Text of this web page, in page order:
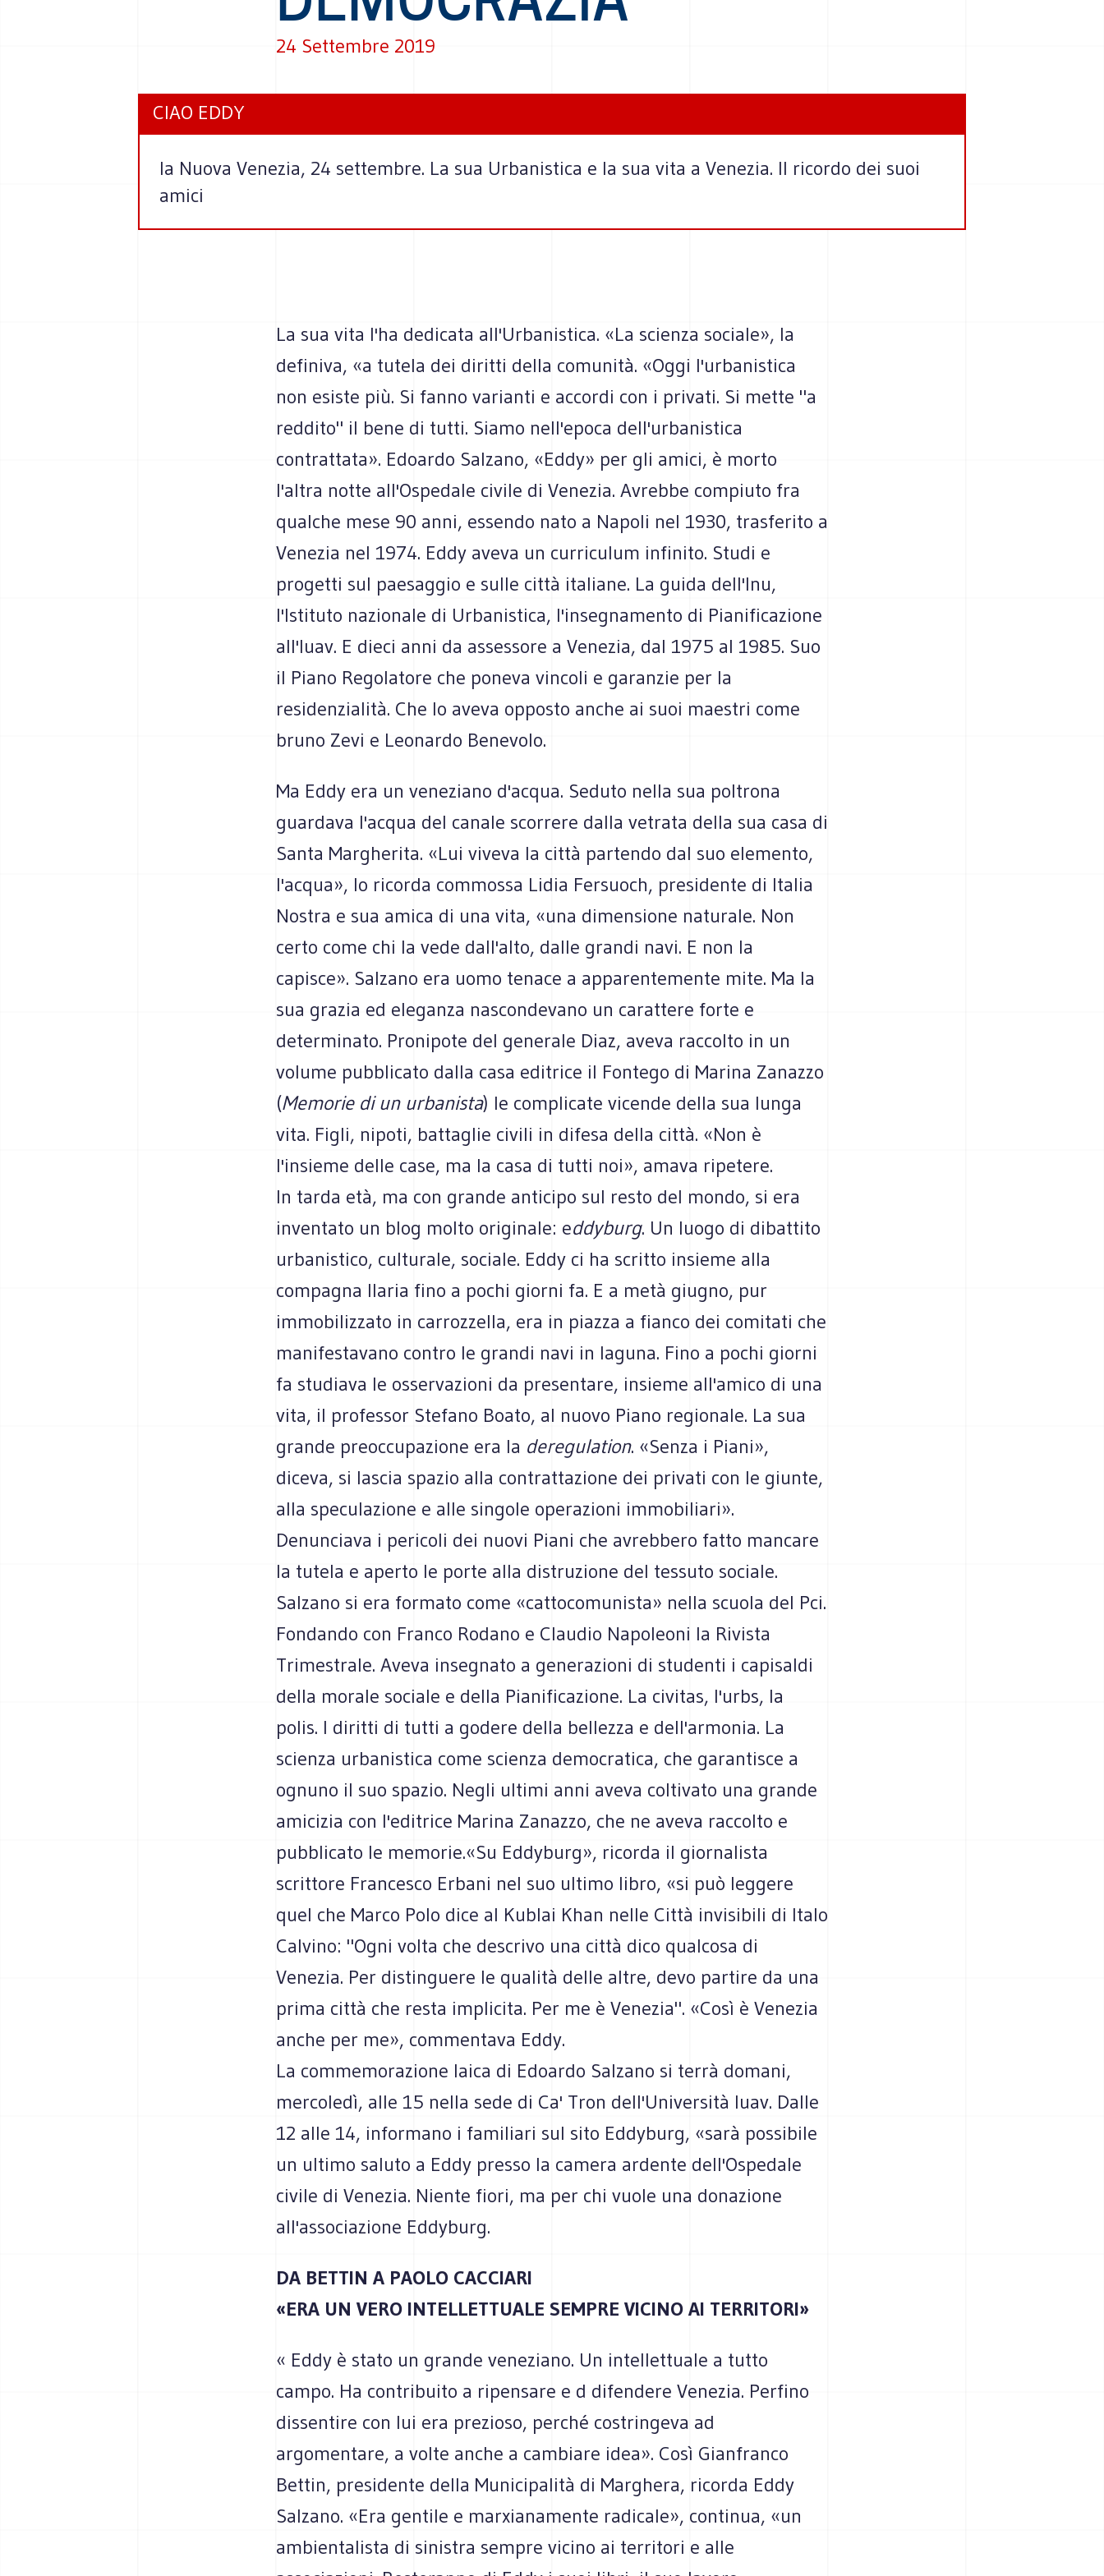
24 Settembre 2019
CIAO EDDY
la Nuova Venezia, 24 settembre. La sua Urbanistica e la sua vita a Venezia. Il ricordo dei suoi
amici
La sua vita l'ha dedicata all'Urbanistica. «La scienza sociale», la
definiva, «a tutela dei diritti della comunità. «Oggi l'urbanistica
non esiste più. Si fanno varianti e accordi con i privati. Si mette "a
reddito" il bene di tutti. Siamo nell'epoca dell'urbanistica
contrattata». Edoardo Salzano, «Eddy» per gli amici, è morto
l'altra notte all'Ospedale civile di Venezia. Avrebbe compiuto fra
qualche mese 90 anni, essendo nato a Napoli nel 1930, trasferito a
Venezia nel 1974. Eddy aveva un curriculum infinito. Studi e
progetti sul paesaggio e sulle città italiane. La guida dell'Inu,
l'Istituto nazionale di Urbanistica, l'insegnamento di Pianificazione
all'Iuav. E dieci anni da assessore a Venezia, dal 1975 al 1985. Suo
il Piano Regolatore che poneva vincoli e garanzie per la
residenzialità. Che lo aveva opposto anche ai suoi maestri come
bruno Zevi e Leonardo Benevolo.
Ma Eddy era un veneziano d'acqua. Seduto nella sua poltrona
guardava l'acqua del canale scorrere dalla vetrata della sua casa di
Santa Margherita. «Lui viveva la città partendo dal suo elemento,
l'acqua», lo ricorda commossa Lidia Fersuoch, presidente di Italia
Nostra e sua amica di una vita, «una dimensione naturale. Non
certo come chi la vede dall'alto, dalle grandi navi. E non la
capisce». Salzano era uomo tenace a apparentemente mite. Ma la
sua grazia ed eleganza nascondevano un carattere forte e
determinato. Pronipote del generale Diaz, aveva raccolto in un
volume pubblicato dalla casa editrice il Fontego di Marina Zanazzo
(Memorie di un urbanista) le complicate vicende della sua lunga
vita. Figli, nipoti, battaglie civili in difesa della città. «Non è
l'insieme delle case, ma la casa di tutti noi», amava ripetere.
In tarda età, ma con grande anticipo sul resto del mondo, si era
inventato un blog molto originale: eddyburg. Un luogo di dibattito
urbanistico, culturale, sociale. Eddy ci ha scritto insieme alla
compagna Ilaria fino a pochi giorni fa. E a metà giugno, pur
immobilizzato in carrozzella, era in piazza a fianco dei comitati che
manifestavano contro le grandi navi in laguna. Fino a pochi giorni
fa studiava le osservazioni da presentare, insieme all'amico di una
vita, il professor Stefano Boato, al nuovo Piano regionale. La sua
grande preoccupazione era la deregulation. «Senza i Piani»,
diceva, si lascia spazio alla contrattazione dei privati con le giunte,
alla speculazione e alle singole operazioni immobiliari».
Denunciava i pericoli dei nuovi Piani che avrebbero fatto mancare
la tutela e aperto le porte alla distruzione del tessuto sociale.
Salzano si era formato come «cattocomunista» nella scuola del Pci.
Fondando con Franco Rodano e Claudio Napoleoni la Rivista
Trimestrale. Aveva insegnato a generazioni di studenti i capisaldi
della morale sociale e della Pianificazione. La civitas, l'urbs, la
polis. I diritti di tutti a godere della bellezza e dell'armonia. La
scienza urbanistica come scienza democratica, che garantisce a
ognuno il suo spazio. Negli ultimi anni aveva coltivato una grande
amicizia con l'editrice Marina Zanazzo, che ne aveva raccolto e
pubblicato le memorie.«Su Eddyburg», ricorda il giornalista
scrittore Francesco Erbani nel suo ultimo libro, «si può leggere
quel che Marco Polo dice al Kublai Khan nelle Città invisibili di Italo
Calvino: "Ogni volta che descrivo una città dico qualcosa di
Venezia. Per distinguere le qualità delle altre, devo partire da una
prima città che resta implicita. Per me è Venezia". «Così è Venezia
anche per me», commentava Eddy.
La commemorazione laica di Edoardo Salzano si terrà domani,
mercoledì, alle 15 nella sede di Ca' Tron dell'Università Iuav. Dalle
12 alle 14, informano i familiari sul sito Eddyburg, «sarà possibile
un ultimo saluto a Eddy presso la camera ardente dell'Ospedale
civile di Venezia. Niente fiori, ma per chi vuole una donazione
all'associazione Eddyburg.
DA BETTIN A PAOLO CACCIARI
«ERA UN VERO INTELLETTUALE SEMPRE VICINO AI TERRITORI»
« Eddy è stato un grande veneziano. Un intellettuale a tutto
campo. Ha contribuito a ripensare e d difendere Venezia. Perfino
dissentire con lui era prezioso, perché costringeva ad
argomentare, a volte anche a cambiare idea». Così Gianfranco
Bettin, presidente della Municipalità di Marghera, ricorda Eddy
Salzano. «Era gentile e marxianamente radicale», continua, «un
ambientalista di sinistra sempre vicino ai territori e alle